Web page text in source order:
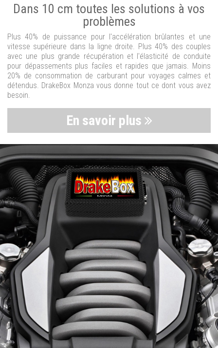
Dans 10 cm toutes les solutions à vos
problèmes
Plus 40% de puissance pour l'accélération brûlantes et une
vitesse supérieure dans la ligne droite. Plus 40% des couples
avec une plus grande récupération et l'élasticité de conduite
pour dépassements plus faciles et rapides que jamais. Moins
20% de consommation de carburant pour voyages calmes et
détendus. DrakeBox Monza vous donne tout ce dont vous avez
besoin.
En savoir plus